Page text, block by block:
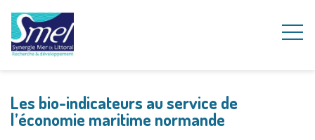
Les bio-indicateurs au service de
l’économie maritime normande